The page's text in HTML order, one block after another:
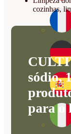
cozinhas,
sódio,
para o